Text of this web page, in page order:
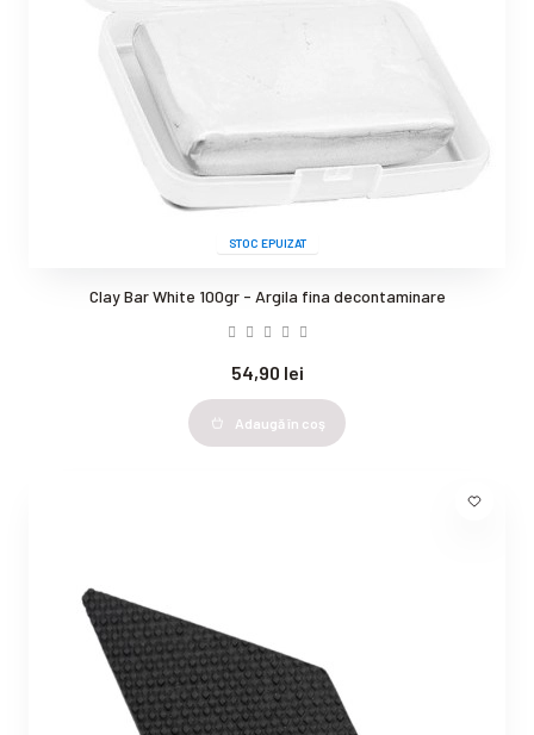
STOC EPUIZAT
Clay Bar White 100gr - Argila fina decontaminare
54,90 lei
Adaugă în coş